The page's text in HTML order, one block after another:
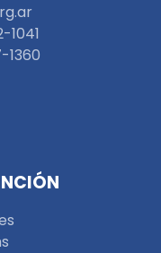
1041
1360